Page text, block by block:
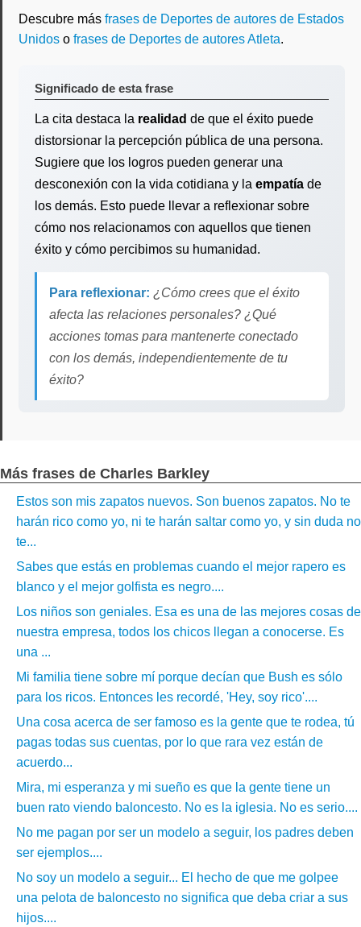
Descubre más frases de Deportes de autores de Estados
Unidos o frases de Deportes de autores Atleta.
Significado de esta frase
La cita destaca la realidad de que el éxito puede
distorsionar la percepción pública de una persona.
Sugiere que los logros pueden generar una
desconexión con la vida cotidiana y la empatía de
los demás. Esto puede llevar a reflexionar sobre
cómo nos relacionamos con aquellos que tienen
éxito y cómo percibimos su humanidad.
Para reflexionar: ¿Cómo crees que el éxito
afecta las relaciones personales? ¿Qué
acciones tomas para mantenerte conectado
con los demás, independientemente de tu
éxito?
Más frases de Charles Barkley
Estos son mis zapatos nuevos. Son buenos zapatos. No te
harán rico como yo, ni te harán saltar como yo, y sin duda no
te...
Sabes que estás en problemas cuando el mejor rapero es
blanco y el mejor golfista es negro....
Los niños son geniales. Esa es una de las mejores cosas de
nuestra empresa, todos los chicos llegan a conocerse. Es
una ...
Mi familia tiene sobre mí porque decían que Bush es sólo
para los ricos. Entonces les recordé, 'Hey, soy rico'....
Una cosa acerca de ser famoso es la gente que te rodea, tú
pagas todas sus cuentas, por lo que rara vez están de
acuerdo...
Mira, mi esperanza y mi sueño es que la gente tiene un
buen rato viendo baloncesto. No es la iglesia. No es serio....
No me pagan por ser un modelo a seguir, los padres deben
ser ejemplos....
No soy un modelo a seguir... El hecho de que me golpee
una pelota de baloncesto no significa que deba criar a sus
hijos....